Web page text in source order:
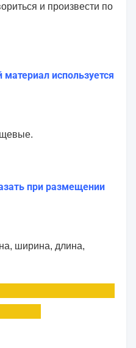
и произвести по
используется
при размещении
ширина, длина,